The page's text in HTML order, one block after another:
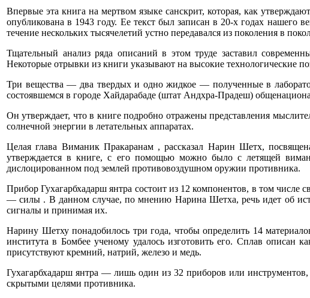
Впервые эта книга на мертвом языке санскрит, которая, как
опубликована в 1943 году. Ее текст был записан в 20-х годах
течение нескольких тысячелетий устно передавался из поколения в
Тщательный анализ ряда описаний в этом труде заставил
Некоторые отрывки из книги указывают на высокие технологические
Три вещества — два твердых и одно жидкое — полученные в
состоявшемся в городе Хайдарабаде (штат Андхра-Прадеш)
Он утверждает, что в книге подробно отражены представления
солнечной энергии в летательных аппаратах.
Целая глава Виманик Пракаранам , рассказал Нарин Шетх,
утверждается в книге, с его помощью можно было с летящей
дислоцированном под землей противовоздушном оружии противника.
Прибор Гухагарбхадарш янтра состоит из 12 компонентов, в том числе
— силы . В данном случае, по мнению Нарина Шетха, речь идет об
сигналы и принимая их.
Нарину Шетху понадобилось три года, чтобы определить 14
института в Бомбее ученому удалось изготовить его. Сплав описан
присутствуют кремний, натрий, железо и медь.
Гухагарбхадарш янтра — лишь один из 32 приборов или
скрытыми целями противника.